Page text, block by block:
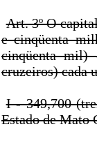
Art. 3º O
e cinqüenta
cinqüenta mil)
cruzeiros) cada
I - 349,700
Estado de Mato